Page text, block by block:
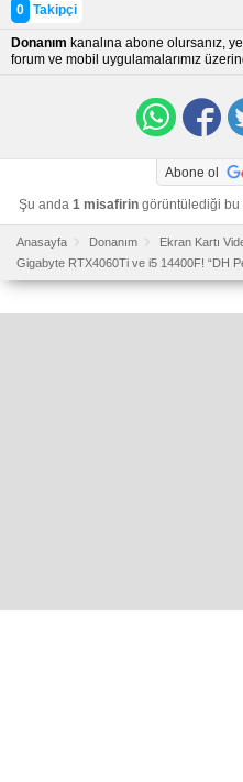
0 Takipçi
Donanım kanalına abone olursanız,
forum ve mobil uygulamalarımız
Abone ol
Şu anda 1 misafirin görüntülediği
Anasayfa Donanım
Ekran Kartı
Gigabyte RTX4060Ti ve i5 14400F! “DH